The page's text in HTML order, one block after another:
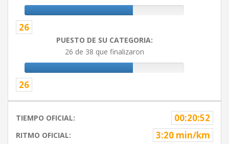
26
PUESTO DE SU CATEGORIA:
26 de 38 que finalizaron
26
TIEMPO OFICIAL: 00:20:52
RITMO OFICIAL: 3:20 min/km